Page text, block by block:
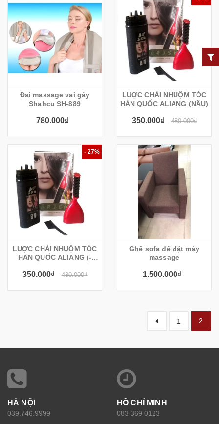
Đai massage vai gáy
Shahcu SH-889
780.000₫
LUỢC CHẢI NHUỘM TÓC
HÀN QUỐC ALIANG (NÂU)
350.000₫ 480.000₫
- 27%
LUỢC CHẢI NHUỘM TÓC
HÀN QUỐC ALIANG (-
350.000₫ 480.000₫
Ghế sofa để đặt máy
massage
1.500.000₫
1 2
HÀ NỘI
039.746.9999
HỒ CHÍ MINH
083 369 0123